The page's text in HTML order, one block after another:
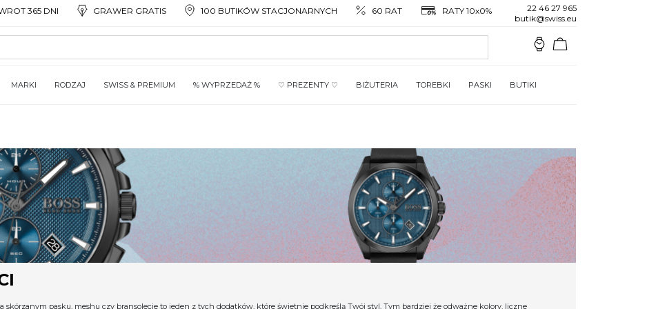
365 DNI GRAWER GRATIS 100 BUTIKÓW STACJONARNYCH 60 RAT RATY 10x0%
22 46 27 965
butik@swiss.eu
MARKI RODZAJ SWISS & PREMIUM % WYPRZEDAŻ % ♡ PREZENTY ♡ BIŻUTERIA TOREBKI PASKI BUTIKI
skórzanym pasku, meshu czy bransolecie to jeden z tych dodatków, które świetnie podkreślą Twój styl. Tym bardziej że odważne kolory, liczne